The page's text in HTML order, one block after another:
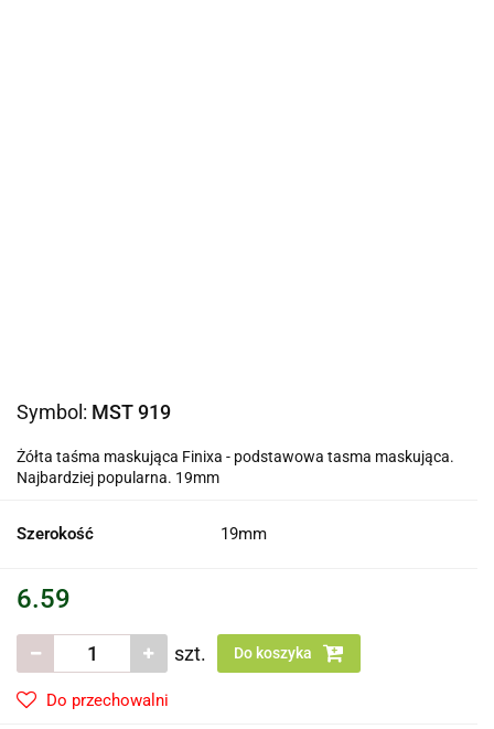
Symbol: MST 919
Żółta taśma maskująca Finixa - podstawowa tasma maskująca.
Najbardziej popularna. 19mm
Szerokość 19mm
6.59
szt. Do koszyka
Do przechowalni